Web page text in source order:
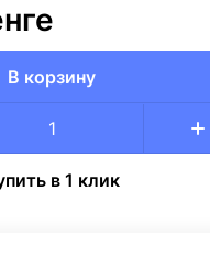
В корзину
в 1 клик